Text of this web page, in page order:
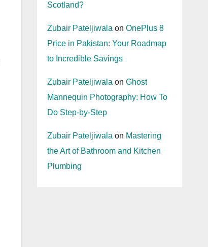
Scotland?
Zubair Pateljiwala on OnePlus 8
Price in Pakistan: Your Roadmap
to Incredible Savings
Zubair Pateljiwala on Ghost
Mannequin Photography: How To
Do Step-by-Step
Zubair Pateljiwala on Mastering
the Art of Bathroom and Kitchen
Plumbing